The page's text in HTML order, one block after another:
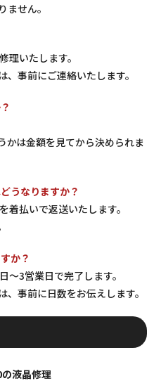
せん。
理いたします。
事前にご連絡いたします。
かは金額を見てから決められま
うなりますか？
着払いで返送いたします。
か？
〜3営業日で完了します。
事前に日数をお伝えします。
液晶修理